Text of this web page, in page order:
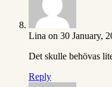
Lina on 30 January,
Det skulle behövas
Reply